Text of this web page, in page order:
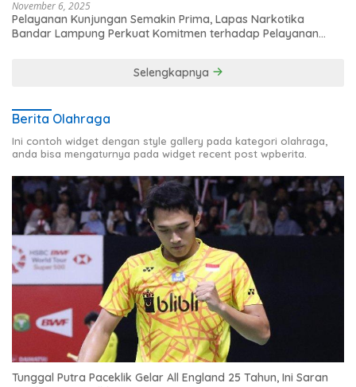
November 6, 2025
Pelayanan Kunjungan Semakin Prima, Lapas Narkotika
Bandar Lampung Perkuat Komitmen terhadap Pelayanan
Selengkapnya
Berita Olahraga
Ini contoh widget dengan style gallery pada kategori olahraga,
anda bisa mengaturnya pada widget recent post wpberita.
Tunggal Putra Paceklik Gelar All England 25 Tahun, Ini Saran